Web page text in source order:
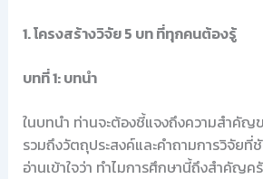
1. โครงสร้างวิจัย 5 บท ที่ทุกคนต้องรู้
บทที่ 1: บทนำ
ในบทนำ ท่านจะต้องชี้แจงถึงความสำคั
รวมถึงวัตถุประสงค์และคำถามการวิจัยที่
อ่านเข้าใจว่า ทำไมการศึกษานี้ถึงสำคัญค